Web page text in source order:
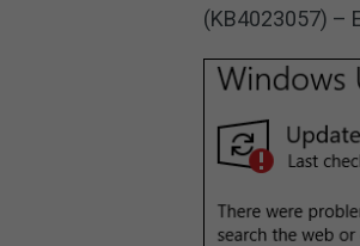
(KB4023057) –